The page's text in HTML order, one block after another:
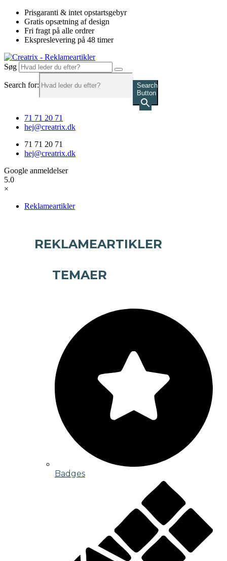
Videre
indhold
Prisgaranti & intet opstartsgebyr
Gratis opsætning af design
Fri fragt på alle ordrer
Ekspreslevering på 48 timer
Søg
Search for:
Search
Button
71 71 20 71
hej@creatrix.dk
71 71 20 71
hej@creatrix.dk
Google anmeldelser
5.0
×
Reklameartikler
REKLAMEARTIKLER
TEMAER
Badges